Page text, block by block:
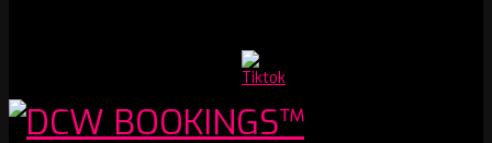
Youtube
Channel